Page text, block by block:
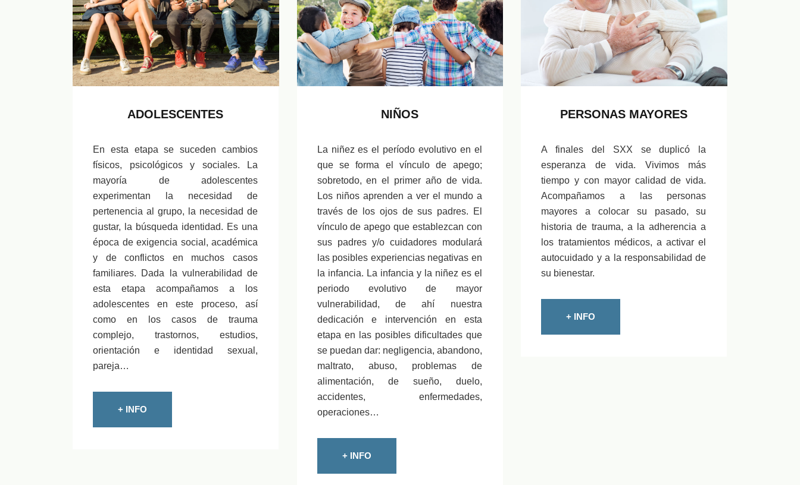
ADOLESCENTES
En esta etapa se suceden cambios
físicos, psicológicos y sociales. La
mayoría de adolescentes
experimentan la necesidad de
pertenencia al grupo, la necesidad de
gustar, la búsqueda identidad. Es una
época de exigencia social, académica
y de conflictos en muchos casos
familiares. Dada la vulnerabilidad de
esta etapa acompañamos a los
adolescentes en este proceso, así
como en los casos de trauma
complejo, trastornos, estudios,
orientación e identidad sexual,
pareja…
+ INFO
NIÑOS
La niñez es el período evolutivo en el
que se forma el vínculo de apego;
sobretodo, en el primer año de vida.
Los niños aprenden a ver el mundo a
través de los ojos de sus padres. El
vínculo de apego que establezcan con
sus padres y/o cuidadores modulará
las posibles experiencias negativas en
la infancia. La infancia y la niñez es el
periodo evolutivo de mayor
vulnerabilidad, de ahí nuestra
dedicación e intervención en esta
etapa en las posibles dificultades que
se puedan dar: negligencia, abandono,
maltrato, abuso, problemas de
alimentación, de sueño, duelo,
accidentes, enfermedades,
operaciones…
+ INFO
PERSONAS MAYORES
A finales del SXX se duplicó la
esperanza de vida. Vivimos más
tiempo y con mayor calidad de vida.
Acompañamos a las personas
mayores a colocar su pasado, su
historia de trauma, a la adherencia a
los tratamientos médicos, a activar el
autocuidado y a la responsabilidad de
su bienestar.
+ INFO